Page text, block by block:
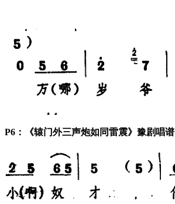
P6：《辕门外三声炮如同雷震》豫剧唱谱